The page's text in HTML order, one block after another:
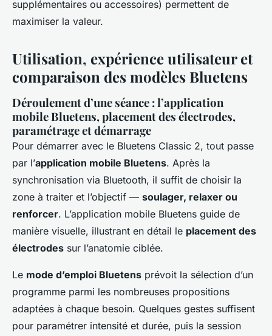
supplémentaires ou accessoires) permettent de
maximiser la valeur.
Utilisation, expérience utilisateur et
comparaison des modèles Bluetens
Déroulement d’une séance : l’application
mobile Bluetens, placement des électrodes,
paramétrage et démarrage
Pour démarrer avec le Bluetens Classic 2, tout passe
par l’application mobile Bluetens. Après la
synchronisation via Bluetooth, il suffit de choisir la
zone à traiter et l’objectif — soulager, relaxer ou
renforcer. L’application mobile Bluetens guide de
manière visuelle, illustrant en détail le placement des
électrodes sur l’anatomie ciblée.
Le mode d’emploi Bluetens prévoit la sélection d’un
programme parmi les nombreuses propositions
adaptées à chaque besoin. Quelques gestes suffisent
pour paramétrer intensité et durée, puis la session